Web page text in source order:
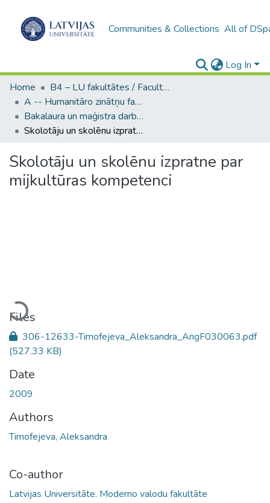
Communities & Collections All of
Log In
Home
B4 – LU fakultātes / Faculties of the UL
A -- Humanitāro zinātņu fakultāte / Faculty of Humanities
Bakalaura un maģistra darbi (HZF) / Bachelor's and Master's theses
Skolotāju un skolēnu izpratne par mijkultūras kompetenci
Skolotāju un skolēnu izpratne par
mijkultūras kompetenci
Loading...
Files
306-12633-Timofejeva_Aleksandra_AngF030063.pdf
(527.33 KB)
Date
2009
Authors
Timofejeva, Aleksandra
Co-author
Latvijas Universitāte. Moderno valodu fakultāte